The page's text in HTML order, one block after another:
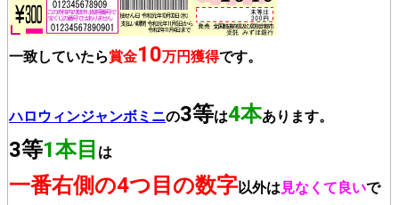
一致していたら賞金10万円獲得です。
ハロウィンジャンボミニの3等は4本あります。
3等1本目 は
一番右側の4つ目の数字以外は 見なくて良いで